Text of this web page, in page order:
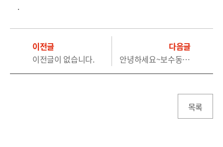
.
다음글
안녕하세요~보수동 책방골목 양수성입니다.
이전글
이전글이 없습니다.
목록